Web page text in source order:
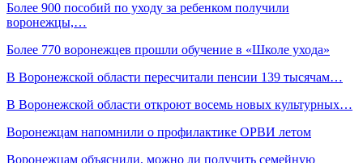
Более 900 пособий по уходу за ребенком получили
воронежцы,…
Более 770 воронежцев прошли обучение в «Школе ухода»
В Воронежской области пересчитали пенсии 139 тысячам…
В Воронежской области откроют восемь новых культурных…
Воронежцам напомнили о профилактике ОРВИ летом
Воронежцам объяснили, можно ли получить семейную